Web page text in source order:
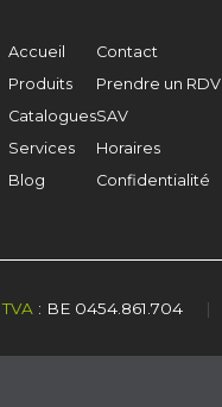
Accueil
Produits
Catalogues
Services
Blog
Contact
Prendre un RDV
SAV
Horaires
Confidentialité
TVA : BE 0454.861.704 |